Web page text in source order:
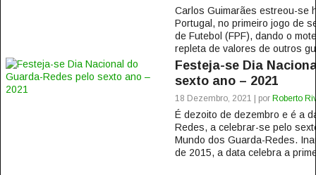
Carlos Guimarães estreou-se
Portugal, no primeiro jogo de
de Futebol (FPF), dando o
repleta de valores de outros
Festeja-se Dia
sexto ano – 2021
18 Dezembro, 2021 | por Roberto
É dezoito de dezembro e é a
Redes, a celebrar-se pelo
Mundo dos Guarda-Redes.
de 2015, a data celebra a